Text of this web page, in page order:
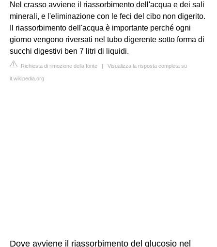
Nel crasso avviene il riassorbimento dell'acqua e dei sali
minerali, e l'eliminazione con le feci del cibo non digerito.
Il riassorbimento dell'acqua è importante perché ogni
giorno vengono riversati nel tubo digerente sotto forma di
succhi digestivi ben 7 litri di liquidi.
Richiesta di rimozione della fonte | Visualizza la risposta completa su
it.wikipedia.org
Dove avviene il riassorbimento del glucosio nel